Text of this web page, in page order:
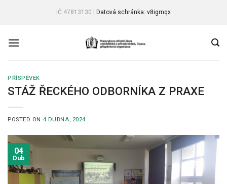
IČ 47813130 | Datová schránka: v8igmqx
PŘÍSPĚVEK
STÁŽ ŘECKÉHO ODBORNÍKA Z PRAXE
POSTED ON 4 DUBNA, 2024
04
Dub